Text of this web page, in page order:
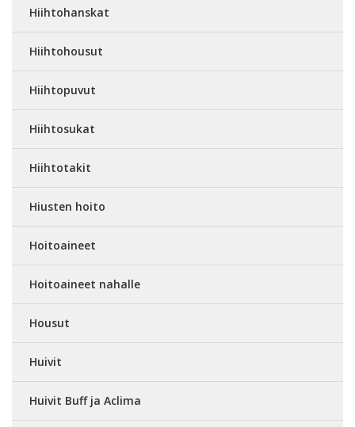
Hiihtohanskat
Hiihtohousut
Hiihtopuvut
Hiihtosukat
Hiihtotakit
Hiusten hoito
Hoitoaineet
Hoitoaineet nahalle
Housut
Huivit
Huivit Buff ja Aclima